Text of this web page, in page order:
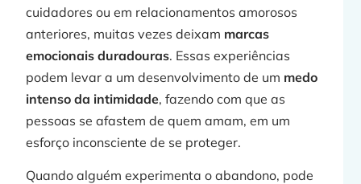
cuidadores ou em relacionamentos amorosos
anteriores, muitas vezes deixam marcas
emocionais duradouras. Essas experiências
podem levar a um desenvolvimento de um medo
intenso da intimidade, fazendo com que as
pessoas se afastem de quem amam, em um
esforço inconsciente de se proteger.
Quando alguém experimenta o abandono, pode